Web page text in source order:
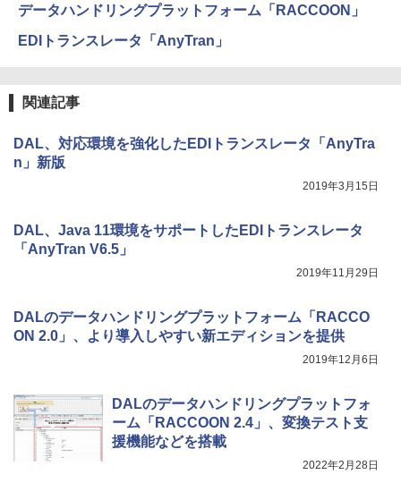
データハンドリングプラットフォーム「RACCOON」
EDIトランスレータ「AnyTran」
関連記事
DAL、対応環境を強化したEDIトランスレータ「AnyTra
n」新版
2019年3月15日
DAL、Java 11環境をサポートしたEDIトランスレータ
「AnyTran V6.5」
2019年11月29日
DALのデータハンドリングプラットフォーム「RACCO
ON 2.0」、より導入しやすい新エディションを提供
2019年12月6日
DALのデータハンドリングプラットフォ
ーム「RACCOON 2.4」、変換テスト支
援機能などを搭載
2022年2月28日